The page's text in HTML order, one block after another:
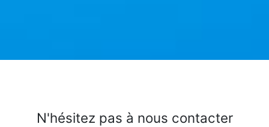
N'hésitez pas à nous contacter